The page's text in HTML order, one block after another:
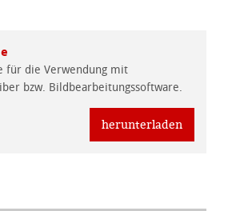
für die Verwendung mit
bzw. Bildbearbeitungssoftware.
herunterladen